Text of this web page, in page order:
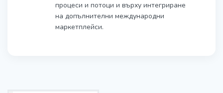
процеси и потоци и върху интегриране
на допълнителни международни
маркетплейси.